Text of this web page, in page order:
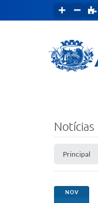
Notícias
Principal
NOV